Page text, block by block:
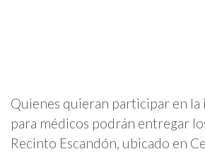
Quienes quieran participar en la
para médicos podrán entregar
Recinto Escandón, ubicado en